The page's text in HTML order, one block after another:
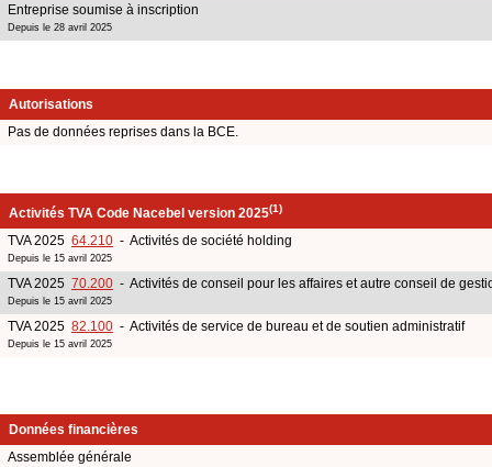
Entreprise soumise à inscription
Depuis le 28 avril 2025
Autorisations
Pas de données reprises dans la BCE.
Activités TVA Code Nacebel version 2025(1)
TVA 2025 64.210 - Activités de société holding
Depuis le 15 avril 2025
TVA 2025 70.200 - Activités de conseil pour les affaires et autre conseil de
Depuis le 15 avril 2025
TVA 2025 82.100 - Activités de service de bureau et de soutien administratif
Depuis le 15 avril 2025
Données financières
Assemblée générale